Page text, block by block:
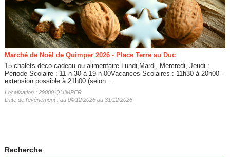
Marché de Noël de Quimper 2026 - Place Terre au Duc
15 chalets déco-cadeau ou alimentaire Lundi,Mardi, Mercredi, Jeudi :
Période Scolaire : 11 h 30 à 19 h 00Vacances Scolaires : 11h30 à 20h00–
extension possible à 21h00 (selon...
Localisation : 29000 QUIMPER
Date de l'évènement : du 04/12/2026 au 31/12/2026
Recherche